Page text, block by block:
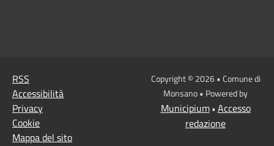
RSS
Accessibilità
Privacy
Cookie
Mappa del sito
Copyright © 2026 • Comune di
Monsano • Powered by
Municipium• Accesso
redazione